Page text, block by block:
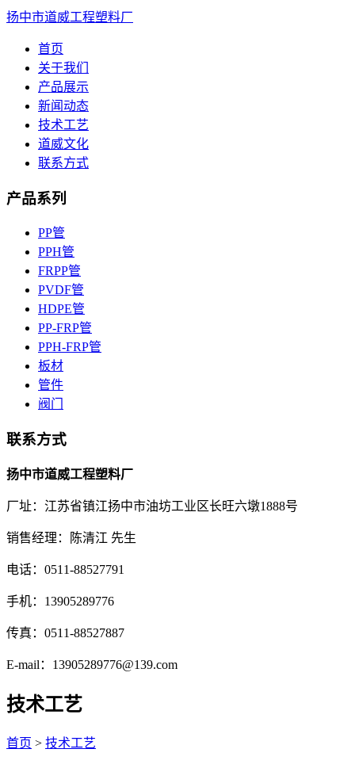
扬中市道威工程塑料厂
首页
关于我们
产品展示
新闻动态
技术工艺
道威文化
联系方式
产品系列
PP管
PPH管
FRPP管
PVDF管
HDPE管
PP-FRP管
PPH-FRP管
板材
管件
阀门
联系方式
扬中市道威工程塑料厂
厂址：江苏省镇江扬中市油坊工业区长旺六墩1888号
销售经理：陈清江 先生
电话：0511-88527791
手机：13905289776
传真：0511-88527887
E-mail：13905289776@139.com
技术工艺
首页 > 技术工艺